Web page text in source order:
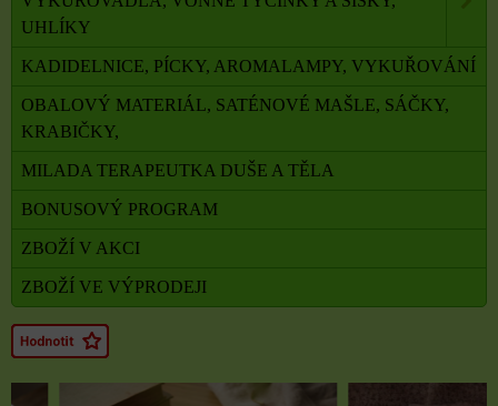
UHLÍKY
KADIDELNICE, PÍCKY, AROMALAMPY, VYKUŘOVÁNÍ
OBALOVÝ MATERIÁL, SATÉNOVÉ MAŠLE, SÁČKY,
KRABIČKY,
MILADA TERAPEUTKA DUŠE A TĚLA
BONUSOVÝ PROGRAM
ZBOŽÍ V AKCI
ZBOŽÍ VE VÝPRODEJI